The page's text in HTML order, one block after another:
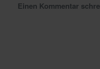
Einen Kommentar